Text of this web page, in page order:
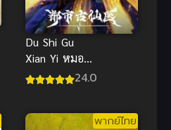
Du Shi Gu
Xian Yi หมอ
อมตะ ซับไทย24.0
พากย์ไทย